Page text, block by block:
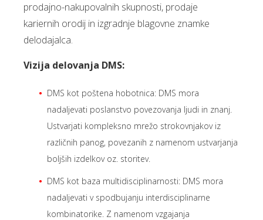
prodajno-nakupovalnih skupnosti, prodaje
kariernih orodij in izgradnje blagovne znamke
delodajalca.
Vizija delovanja DMS:
DMS kot poštena hobotnica: DMS mora
nadaljevati poslanstvo povezovanja ljudi in znanj.
Ustvarjati kompleksno mrežo strokovnjakov iz
različnih panog, povezanih z namenom ustvarjanja
boljših izdelkov oz. storitev.
DMS kot baza multidisciplinarnosti: DMS mora
nadaljevati v spodbujanju interdisciplinarne
kombinatorike. Z namenom vzgajanja